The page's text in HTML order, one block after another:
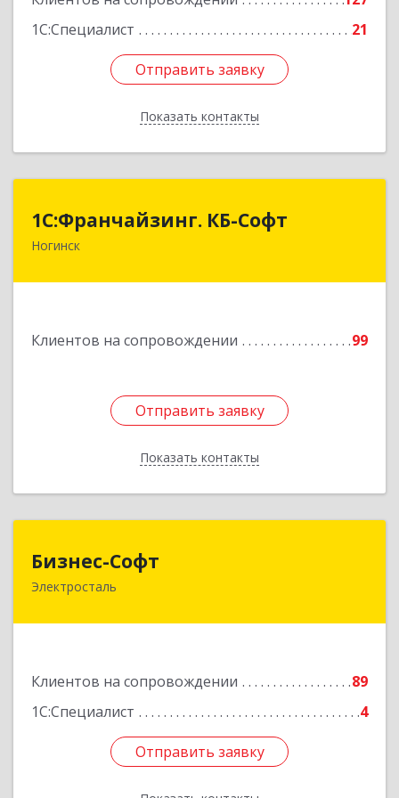
1С:Специалист
21
Отправить заявку
Показать контакты
Отправить заявку
Назад
1С:Франчайзинг. КБ-Софт
Ногинск
Клиентов на сопровождении 99
Отправить заявку
Показать контакты
1С:Франчайзинг. КБ-Софт
142400, Московская обл, г.о Богородский,
Подробнее
Отправить заявку
Назад
Бизнес-Софт
Электросталь
Клиентов на сопровождении
89
1С:Специалист
4
Отправить заявку
144000, Московская обл, Электросталь г, Карла
Отправить заявку